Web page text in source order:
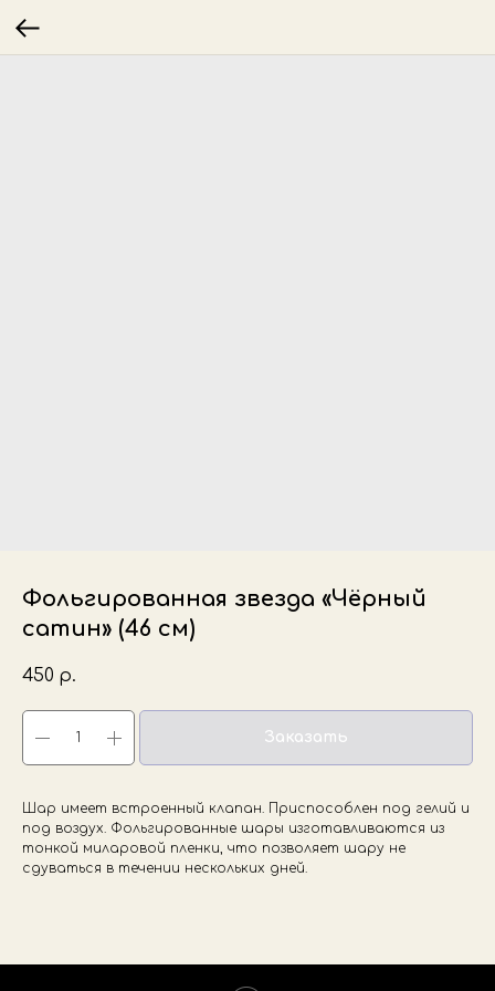
Фольгированная звезда «Чёрный
сатин» (46 см)
450 р.
Заказать
Шар имеет встроенный клапан. Приспособлен под гелий и
под воздух. Фольгированные шары изготавливаются из
тонкой миларовой пленки, что позволяет шару не
сдуваться в течении нескольких дней.